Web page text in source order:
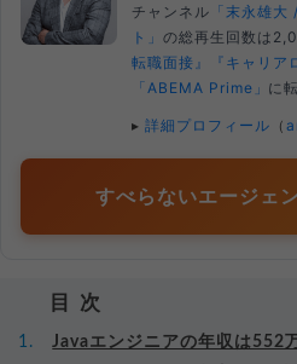
チャンネル 「末永雄
ト」 の総再生回数は
転職面接』
『キャリア
「ABEMA Prime」 に
▸ 詳細プロフィール （
すべらないエージェ
目次
Javaエンジニアの年収は552